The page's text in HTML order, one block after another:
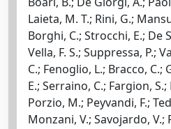
Laieta, M. T.; Rini, G.;
Borghi, C.; Strocchi, E.; De
Vella, F. S.; Suppressa, P.;
C.; Fenoglio, L.; Bracco, C.;
E.; Serraino, C.; Fargion,
Porzio, M.; Peyvandi, F.;
Monzani, V.; Savojardo, V.;